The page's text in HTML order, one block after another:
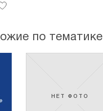
по тематике
НЕТ ФОТО